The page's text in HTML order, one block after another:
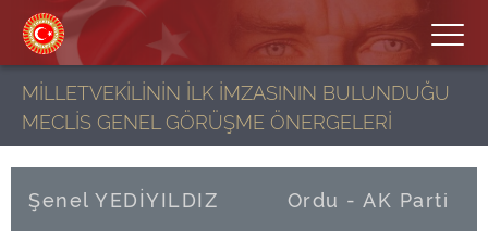
MİLLETVEKİLİNİN İLK İMZASININ BULUNDUĞU
MECLİS GENEL GÖRÜŞME ÖNERGELERİ
Şenel YEDİYILDIZ Ordu - AK Parti